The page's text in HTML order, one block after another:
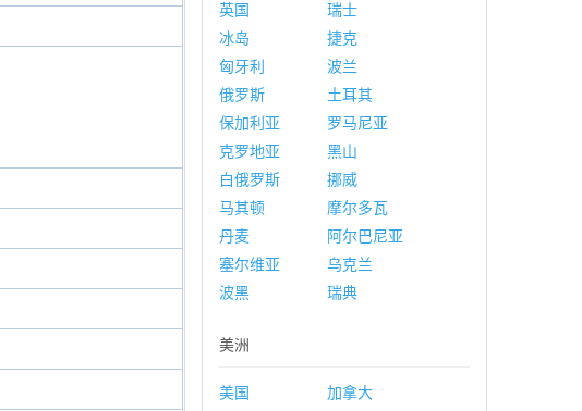
英国
瑞士
冰岛
捷克
匈牙利
波兰
俄罗斯
土耳其
保加利亚
罗马尼亚
克罗地亚
黑山
白俄罗斯
挪威
马其顿
摩尔多瓦
丹麦
阿尔巴尼亚
塞尔维亚
乌克兰
波黑
瑞典
美洲
美国
加拿大